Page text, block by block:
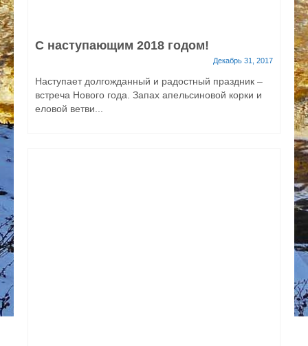
С наступающим 2018 годом!
Декабрь 31, 2017
Наступает долгожданный и радостный праздник –
встреча Нового года. Запах апельсиновой корки и
еловой ветви...